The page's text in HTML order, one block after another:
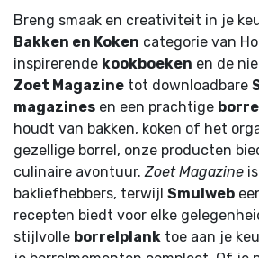
Breng smaak en creativiteit in je
Bakken en Koken categorie van
inspirerende kookboeken en de
Zoet Magazine tot downloadbare
magazines en een prachtige
houdt van bakken, koken of het
gezellige borrel, onze producten
culinaire avontuur.Zoet Magazine
bakliefhebbers, terwijl Smulweb
recepten biedt voor elke
stijlvolle borrelplank toe aan je